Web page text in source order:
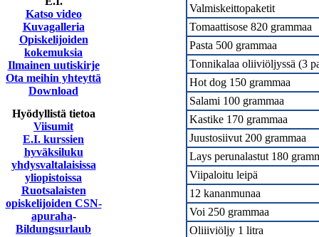
Katso video
Kuvagalleria
Opiskelijoiden
kokemuksia
Ilmainen uutiskirje
Ota meihin yhteyttä
Download
Hyödyllistä tietoa
Viisumit
E.I. kurssien
hyväksiluku
yhdysvaltalaisissa
yliopistoissa
Ruotsalaisten
opiskelijoiden CSN-
apuraha-
Bildungsurlaub
Valmiskeittopaketit
Tomaattisose 820 grammaa
Pasta 500 grammaa
Tonnikalaa oliiviöljyssä (3
Hot dog 150 grammaa
Salami 100 grammaa
Kastike 170 grammaa
Juustosiivut 200 grammaa
Lays perunalastut 180
Viipaloitu leipä
12 kananmunaa
Voi 250 grammaa
Oliiiviöljy 1 litra